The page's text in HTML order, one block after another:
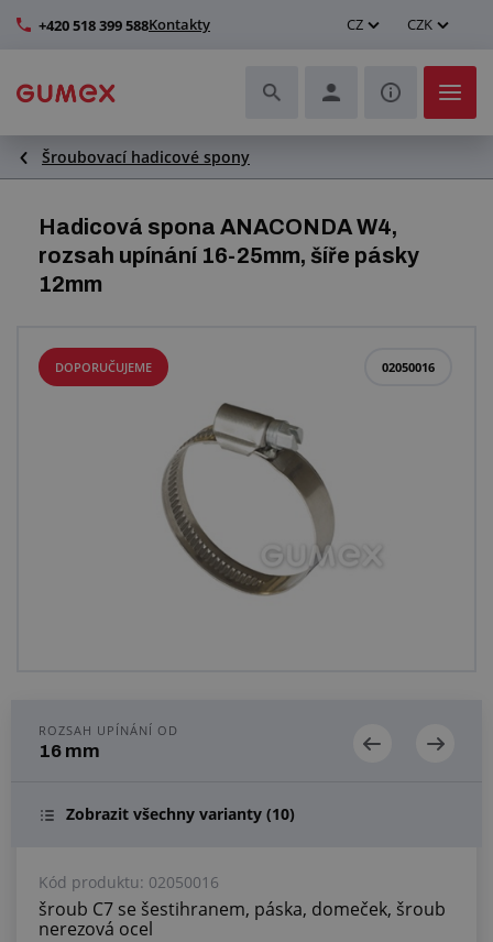
+420 518 399 588Kontakty CZ CZK
Hadice a jejich kompletace
Profily a výroba těsnění
Technické plasty
Zlepšení pracovního prostředí
Další pryžové a plastové výrobky
Šroubovací hadicové spony
Hadicová spona ANACONDA W4,
rozsah upínání 16-25mm, šíře pásky
12mm
02050016
DOPORUČUJEME
ROZSAH UPÍNÁNÍ OD
16 mm
Zobrazit všechny varianty (10)
Kód produktu: 02050016
šroub C7 se šestihranem, páska, domeček, šroub
nerezová ocel